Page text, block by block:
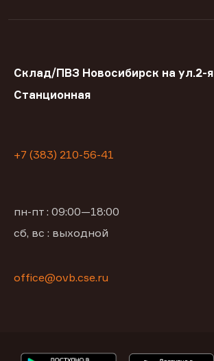
Склад/ПВЗ Новосибирск на ул.2-я
Станционная
+7 (383) 210-56-41
пн-пт : 09:00—18:00
сб, вс : выходной
office@ovb.cse.ru